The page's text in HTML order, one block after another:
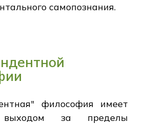
самопознания.
философия имеет
за пределы